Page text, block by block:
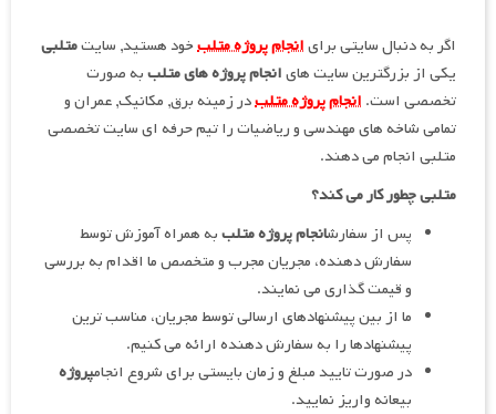
اگر به دنبال سایتی برایانجام پروژه متلبخود هستید, سایتمتلبی
یکی از بزرگترین سایت هایانجام پروژه های متلببه صورت
تخصصی است. انجام پروژه متلبدر زمینه برق, مکانیک, عمران و
تمامی شاخه های مهندسی و ریاضیات را تیم حرفه ای سایت تخصصی
متلبی انجام می دهند.
متلبی چطور کار می کند؟
پس از سفارشانجامپروژهمتلببه همراه آموزش توسط
سفارش دهنده، مجریان مجرب و متخصص ما اقدام به بررسی
و قیمت گذاری می نمایند.
ما از بین پیشنهادهای ارسالی توسط مجریان، مناسب ترین
پیشنهادها را به سفارش دهنده ارائه می کنیم.
در صورت تایید مبلغ و زمان بایستی برای شروع انجامپروژه
بیعانه واریز نمایید.